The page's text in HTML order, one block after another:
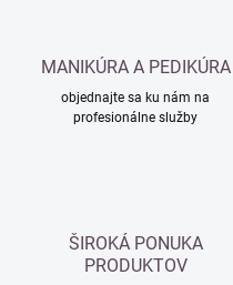
MANIKÚRA A PEDIKÚRA
objednajte sa ku nám na
profesionálne služby
ŠIROKÁ PONUKA
PRODUKTOV